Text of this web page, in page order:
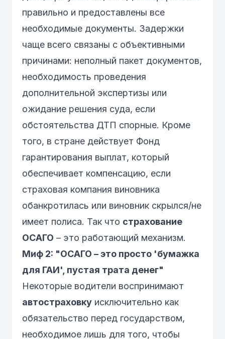
правильно и предоставлены все
необходимые документы. Задержки
чаще всего связаны с объективными
причинами: неполный пакет документов,
необходимость проведения
дополнительной экспертизы или
ожидание решения суда, если
обстоятельства ДТП спорные. Кроме
того, в стране действует Фонд
гарантирования выплат, который
обеспечивает компенсацию, если
страховая компания виновника
обанкротилась или виновник скрылся/не
имеет полиса. Так что страхование
ОСАГО – это работающий механизм.
Миф 2: "ОСАГО – это просто 'бумажка
для ГАИ', пустая трата денег"
Некоторые водители воспринимают
автостраховку исключительно как
обязательство перед государством,
необходимое лишь для того, чтобы